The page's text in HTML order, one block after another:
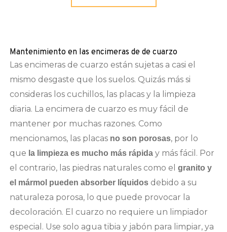
Mantenimiento en las encimeras de de cuarzo
Las encimeras de cuarzo están sujetas a casi el
mismo desgaste que los suelos. Quizás más si
consideras los cuchillos, las placas y la limpieza
diaria. La encimera de cuarzo es muy fácil de
mantener por muchas razones. Como
mencionamos, las placas no son porosas, por lo
que la limpieza es mucho más rápiday más fácil. Por
el contrario, las piedras naturales como el granito y
el mármol pueden absorber líquidosdebido a su
naturaleza porosa, lo que puede provocar la
decoloración. El cuarzo no requiere un limpiador
especial. Use solo agua tibia y jabón para limpiar, ya